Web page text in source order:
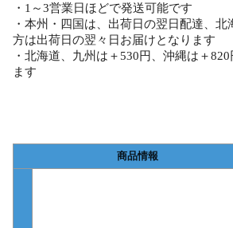
・1～3営業日ほどで発送可能です
・本州・四国は、出荷日の翌日配達、
方は出荷日の翌々日お届けとなります
・北海道、九州は＋530円、沖縄は＋
ます
商品情報